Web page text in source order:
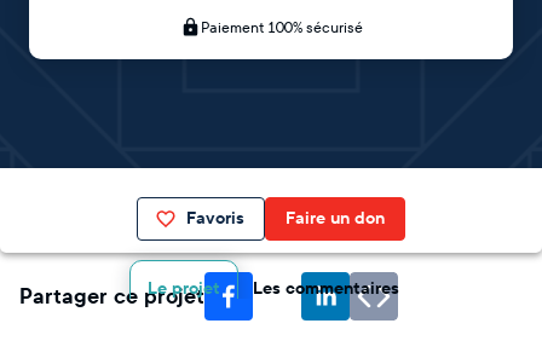
Paiement 100% sécurisé
Favoris Faire un don
Le projet Les commentaires
Partager ce projet